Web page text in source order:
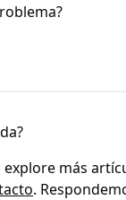
explore más
.